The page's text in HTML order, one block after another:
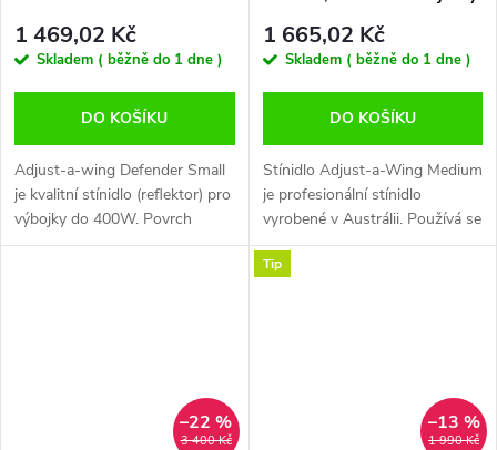
1 469,02 Kč
Skladem ( běžně do 1 dne )
DO KOŠÍKU
Adjust-a-wing Defender Small
je kvalitní stínidlo (reflektor) pro
výbojky do 400W. Povrch
Defenderu je "titanová běloba"-
1 665,02 Kč
Skladem ( běžně do 1 dne )
DO KOŠÍKU
Stínidlo Adjust-a-Wing Medium
je profesionální stínidlo
vyrobené v Austrálii. Používá se
pro metalhalidové a sodíkové
výbojky 250,400 a 600 W.
3 400 Kč
–22 %
Tip
1 990 Kč
–13 %